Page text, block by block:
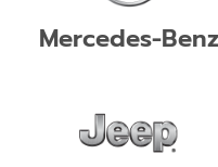
Mercedes-Benz